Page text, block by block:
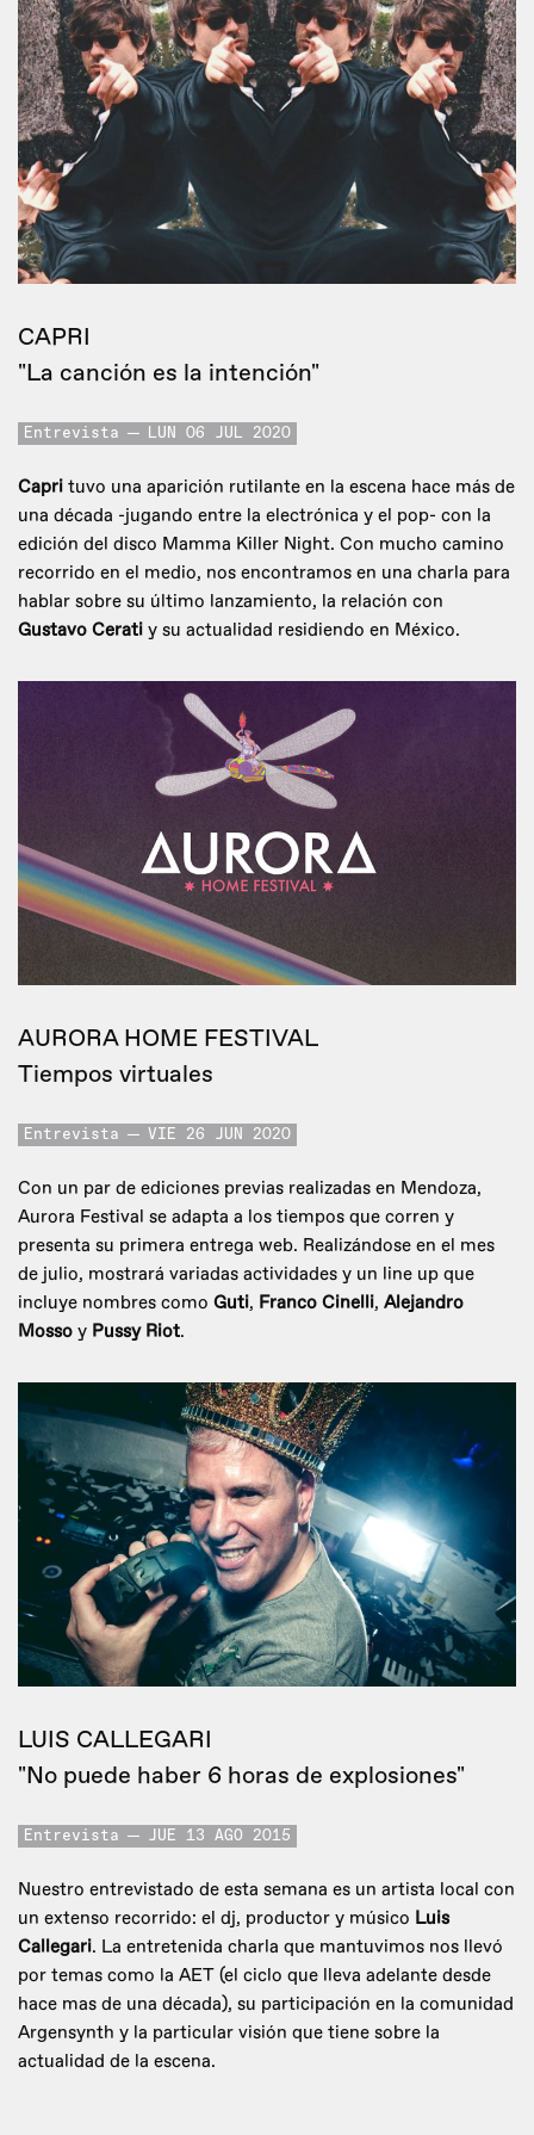
CAPRI
"La canción es la intención"
Entrevista LUN 06 JUL 2020
Capri tuvo una aparición rutilante en la escena hace más de
una década -jugando entre la electrónica y el pop- con la
edición del disco Mamma Killer Night. Con mucho camino
recorrido en el medio, nos encontramos en una charla para
hablar sobre su último lanzamiento, la relación con
Gustavo Cerati y su actualidad residiendo en México.
AURORA HOME FESTIVAL
Tiempos virtuales
Entrevista VIE 26 JUN 2020
Con un par de ediciones previas realizadas en Mendoza,
Aurora Festival se adapta a los tiempos que corren y
presenta su primera entrega web. Realizándose en el mes
de julio, mostrará variadas actividades y un line up que
incluye nombres como Guti, Franco Cinelli, Alejandro
Mosso y Pussy Riot.
LUIS CALLEGARI
"No puede haber 6 horas de explosiones"
Entrevista JUE 13 AGO 2015
Nuestro entrevistado de esta semana es un artista local con
un extenso recorrido: el dj, productor y músico Luis
Callegari. La entretenida charla que mantuvimos nos llevó
por temas como la AET (el ciclo que lleva adelante desde
hace mas de una década), su participación en la comunidad
Argensynth y la particular visión que tiene sobre la
actualidad de la escena.